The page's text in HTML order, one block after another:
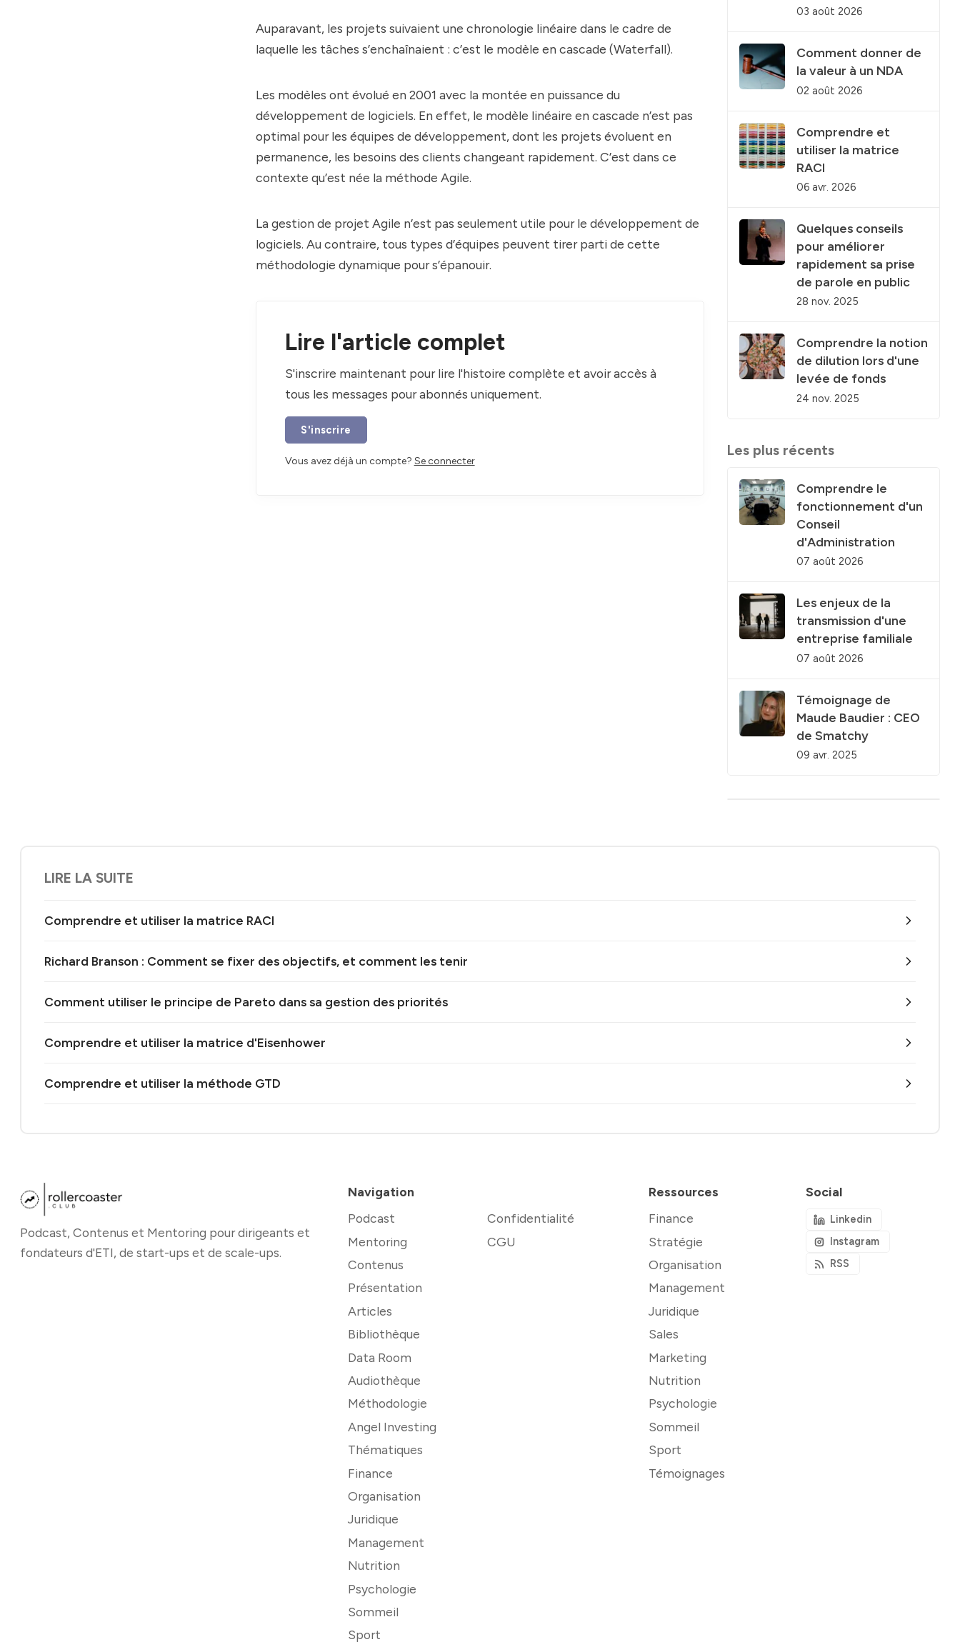
Auparavant, les projets suivaient une chronologie linéaire dans le cadre de
laquelle les tâches s’enchaînaient : c’est le modèle en cascade (Waterfall).
Les modèles ont évolué en 2001 avec la montée en puissance du
développement de logiciels. En effet, le modèle linéaire en cascade n’est pas
optimal pour les équipes de développement, dont les projets évoluent en
permanence, les besoins des clients changeant rapidement. C’est dans ce
contexte qu’est née la méthode Agile.
La gestion de projet Agile n’est pas seulement utile pour le développement de
logiciels. Au contraire, tous types d’équipes peuvent tirer parti de cette
méthodologie dynamique pour s’épanouir.
Lire l'article complet
S'inscrire maintenant pour lire l'histoire complète et avoir accès à
tous les messages pour abonnés uniquement.
S'inscrire
Vous avez déjà un compte? Se connecter
03 août 2026
Comment donner de
la valeur à un NDA
02 août 2026
Comprendre et
utiliser la matrice
RACI
06 avr. 2026
Quelques conseils
pour améliorer
rapidement sa prise
de parole en public
28 nov. 2025
Comprendre la notion
de dilution lors d'une
levée de fonds
24 nov. 2025
Les plus récents
Comprendre le
fonctionnement d'un
Conseil
d'Administration
07 août 2026
Les enjeux de la
transmission d'une
entreprise familiale
07 août 2026
Témoignage de
Maude Baudier : CEO
de Smatchy
09 avr. 2025
LIRE LA SUITE
Comprendre et utiliser la matrice RACI
Richard Branson : Comment se fixer des objectifs, et comment les tenir
Comment utiliser le principe de Pareto dans sa gestion des priorités
Comprendre et utiliser la matrice d'Eisenhower
Comprendre et utiliser la méthode GTD
Podcast, Contenus et Mentoring pour dirigeants et
fondateurs d'ETI, de start-ups et de scale-ups.
Navigation
Podcast
Mentoring
Contenus
Présentation
Articles
Bibliothèque
Data Room
Audiothèque
Méthodologie
Angel Investing
Thématiques
Finance
Organisation
Juridique
Management
Nutrition
Psychologie
Sommeil
Sport
Confidentialité
CGU
Ressources
Finance
Stratégie
Organisation
Management
Juridique
Sales
Marketing
Nutrition
Psychologie
Sommeil
Sport
Témoignages
Social
Linkedin
Instagram
RSS